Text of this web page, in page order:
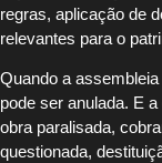
regras, aplicação de
relevantes para o
Quando a
pode ser anulada. E
obra paralisada,
questionada,